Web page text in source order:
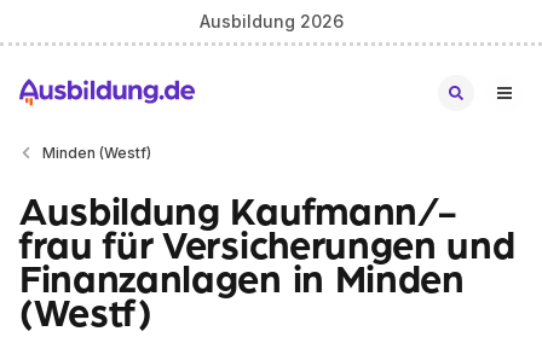
Ausbildung 2026
Minden (Westf)
Ausbildung Kaufmann/-
frau für Versicherungen und
Finanzanlagen in Minden
(Westf)